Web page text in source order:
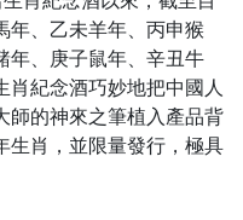
年、乙未羊年、丙申猴
年、庚子鼠年、辛丑牛
肖紀念酒巧妙地把中國人
師的神來之筆植入產品背
生肖，並限量發行，極具